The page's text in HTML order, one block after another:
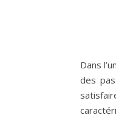
Dans
des